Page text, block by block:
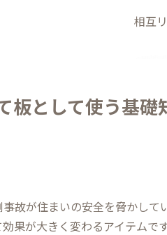
相互
板として使う基
故が住まいの安全を脅かし
果が大きく変わるアイテムです